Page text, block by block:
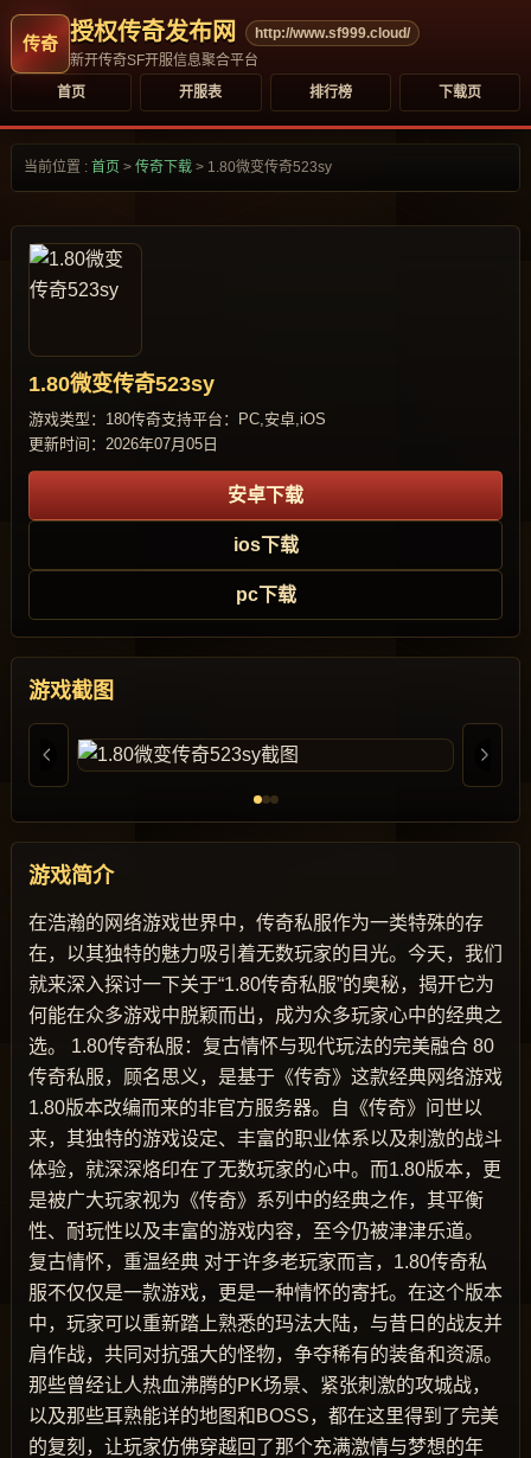
授权传奇发布网
http://www.sf999.cloud/
新开传奇SF开服信息聚合平台
首页
开服表 排行榜 下载页
当前位置 : 首页 > 传奇下载 > 1.80微变传奇523sy
1.80微变传奇523sy
游戏类型：180传奇支持平台：PC,安卓,iOS
更新时间：2026年07月05日
安卓下载
ios下载
pc下载
游戏截图
游戏简介
在浩瀚的网络游戏世界中，传奇私服作为一类特殊的存
在，以其独特的魅力吸引着无数玩家的目光。今天，我们
就来深入探讨一下关于“1.80传奇私服”的奥秘，揭开它为
何能在众多游戏中脱颖而出，成为众多玩家心中的经典之
选。 1.80传奇私服：复古情怀与现代玩法的完美融合 80
传奇私服，顾名思义，是基于《传奇》这款经典网络游戏
1.80版本改编而来的非官方服务器。自《传奇》问世以
来，其独特的游戏设定、丰富的职业体系以及刺激的战斗
体验，就深深烙印在了无数玩家的心中。而1.80版本，更
是被广大玩家视为《传奇》系列中的经典之作，其平衡
性、耐玩性以及丰富的游戏内容，至今仍被津津乐道。
复古情怀，重温经典 对于许多老玩家而言，1.80传奇私
服不仅仅是一款游戏，更是一种情怀的寄托。在这个版本
中，玩家可以重新踏上熟悉的玛法大陆，与昔日的战友并
肩作战，共同对抗强大的怪物，争夺稀有的装备和资源。
那些曾经让人热血沸腾的PK场景、紧张刺激的攻城战，
以及那些耳熟能详的地图和BOSS，都在这里得到了完美
的复刻，让玩家仿佛穿越回了那个充满激情与梦想的年